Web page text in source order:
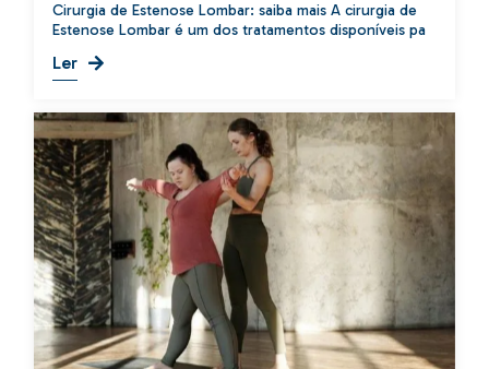
Cirurgia de Estenose Lombar: saiba mais A cirurgia de
Estenose Lombar é um dos tratamentos disponíveis pa
Ler